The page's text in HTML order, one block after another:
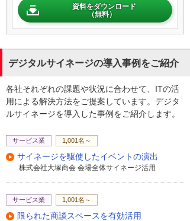
品のPRとかというのもいろいろ紹介できる
かなと思いますので、ぜひご検討いただけ
たらと思います。
はい、なんか興味が湧いてきましたので、
ば。
ぜひお持ちいたします。
よろしくお願いいたします。
資料をダウンロード
（無料）
デジタルサイネージの導入事例をご紹介
各社それぞれの課題や状況に合わせて、ITの活
用による解決方法をご提案しています。デジタ
ルサイネージを導入した事例をご紹介します。
サービス業 1,001名～
サイネージを駆使したイベントの演出
株式会社大塚商会 会場全体サイネージ活用
サービス業 1,001名～
限られた商談スペースを有効活用